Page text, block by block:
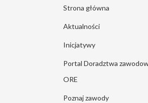
Strona główna
Aktualności
Inicjatywy
Portal Doradztwa
ORE
Poznaj zawody